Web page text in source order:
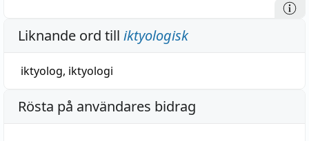
Liknande ord till iktyologisk
iktyolog, iktyologi
Rösta på användares bidrag